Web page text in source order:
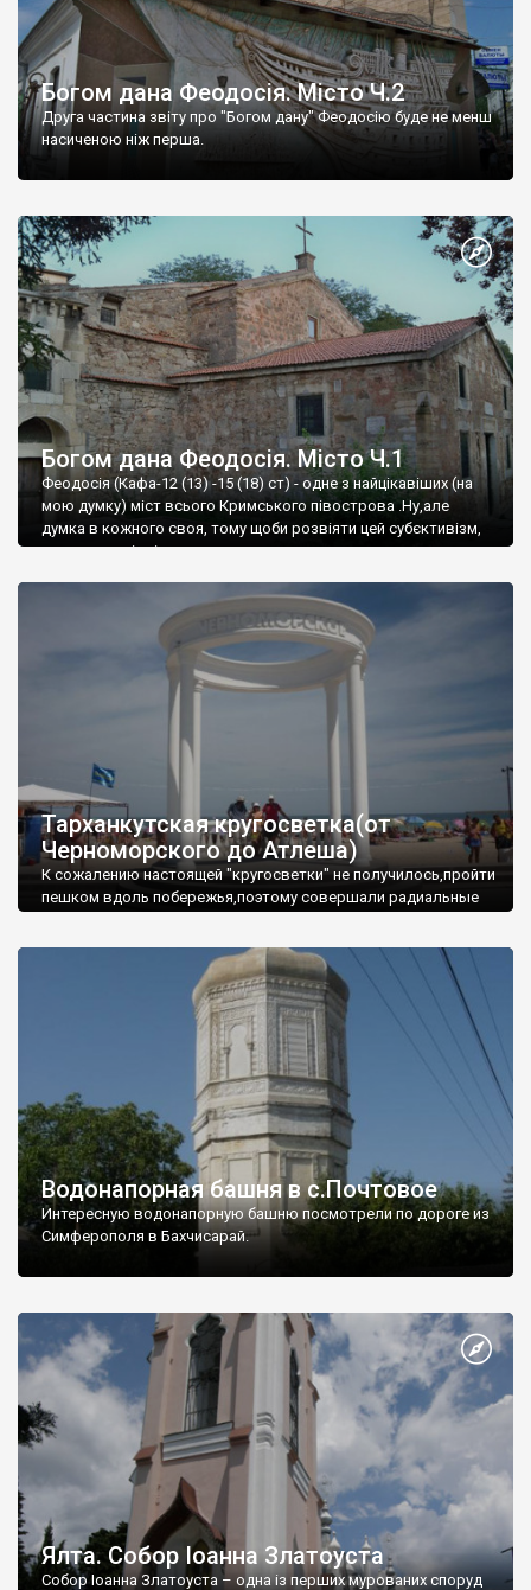
Богом дана Феодосія. Місто Ч.2
Друга частина звіту про "Богом дану" Феодосію буде не менш
насиченою ніж перша.
Богом дана Феодосія. Місто Ч.1
Феодосія (Кафа-12 (13) -15 (18) ст) - одне з найцікавіших (на
мою думку) міст всього Кримського півострова .Ну,але
думка в кожного своя, тому щоби розвіяти цей субєктивізм,
запрошую відвідати це
Тарханкутская кругосветка(от
Черноморского до Атлеша)
К сожалению настоящей "кругосветки" не получилось,пройти
пешком вдоль побережья,поэтому совершали радиальные
Водонапорная башня в с.Почтовое
Интересную водонапорную башню посмотрели по дороге из
Симферополя в Бахчисарай.
Ялта. Собор Іоанна Златоуста
Собор Іоанна Златоуста – одна із перших мурованих споруд